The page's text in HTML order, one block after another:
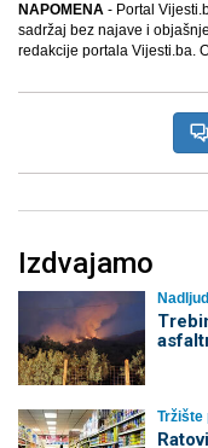
NAPOMENA - Portal
sadržaj bez najave i
redakcije portala Vijesti.ba.
Izdvajamo
Tržište